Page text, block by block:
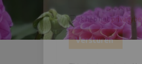
Achternaam *
E-mail *